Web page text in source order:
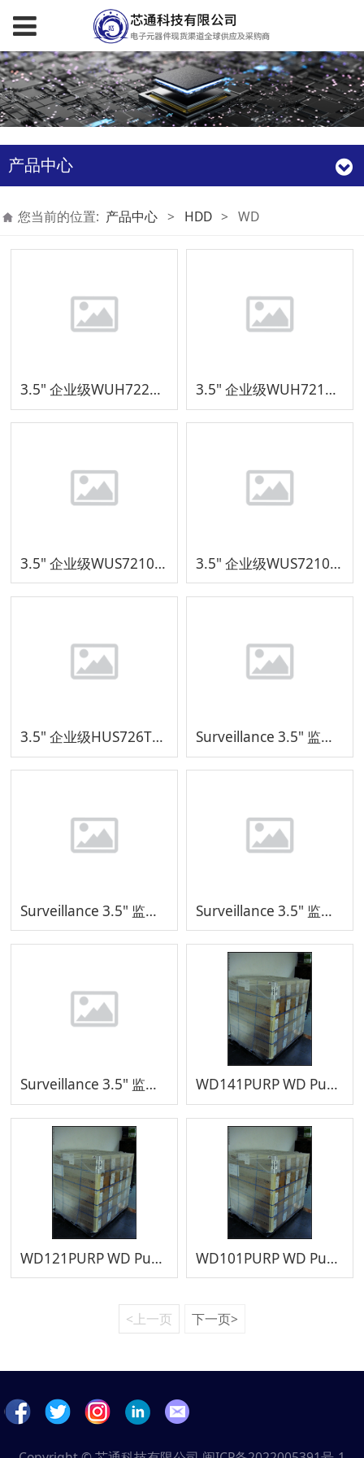
产品中心
您当前的位置: 产品中心 > HDD > WD
3.5" 企业级WUH722222ALE6L4 3.5" 企业级WUH721818ALE6L4
3.5" 企业级WUS721010AL5204 3.5" 企业级WUS721010ALE6L4
3.5" 企业级HUS726T4TALEL4 Surveillance 3.5" 监控级WD85PURZ
Surveillance 3.5" 监控级WD64PURZ Surveillance 3.5" 监控级WD43PURZ
Surveillance 3.5" 监控级WD23PURZ WD141PURP WD Purple Surveillance 3.5" 监控级 14TB
WD121PURP WD Purple Surveillance 3.5" 监控级 12TB WD101PURP WD Purple Surveillance 3.5" 监控级 10TB
<上一页 下一页>